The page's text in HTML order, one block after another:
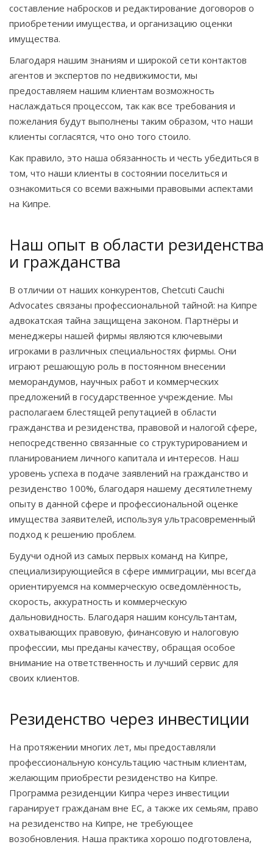
составление набросков и редактирование договоров о
приобретении имущества, и организацию оценки
имущества.
Благодаря нашим знаниям и широкой сети контактов
агентов и экспертов по недвижимости, мы
предоставляем нашим клиентам возможность
наслаждаться процессом, так как все требования и
пожелания будут выполнены таким образом, что наши
клиенты согласятся, что оно того стоило.
Как правило, это наша обязанность и честь убедиться в
том, что наши клиенты в состоянии поселиться и
ознакомиться со всеми важными правовыми аспектами
на Кипре.
Наш опыт в области резиденства
и гражданства
В отличии от наших конкурентов, Chetcuti Cauchi
Advocates связаны профессиональной тайной: на Кипре
адвокатская тайна защищена законом. Партнёры и
менеджеры нашей фирмы являются ключевыми
игроками в различных специальностях фирмы. Они
играют решающую роль в постоянном внесении
меморандумов, научных работ и коммерческих
предложений в государственное учреждение. Мы
располагаем блестящей репутацией в области
гражданства и резиденства, правовой и налогой сфере,
непосредственно связанные со структурированием и
планированием личного капитала и интересов. Наш
уровень успеха в подаче заявлений на гражданство и
резиденство 100%, благодаря нашему десятилетнему
опыту в данной сфере и профессиональной оценке
имущества заявителей, используя ультрасовременный
подход к решению проблем.
Будучи одной из самых первых команд на Кипре,
специализирующиейся в сфере иммиграции, мы всегда
ориентируемся на коммерческую осведомлённость,
скорость, аккуратность и коммерческую
дальновидность. Благодаря нашим консультантам,
охватывающих правовую, финансовую и налоговую
профессии, мы преданы качеству, обращая особое
внимание на ответственность и лучший сервис для
своих клиентов.
Резиденство через инвестиции
На протяжении многих лет, мы предоставляли
профессиональную консультацию частным клиентам,
желающим приобрести резиденство на Кипре.
Программа резиденции Кипра через инвестиции
гаранирует гражданам вне ЕС, а также их семьям, право
на резиденство на Кипре, не требующее
возобновления. Наша практика хорошо подготовлена,